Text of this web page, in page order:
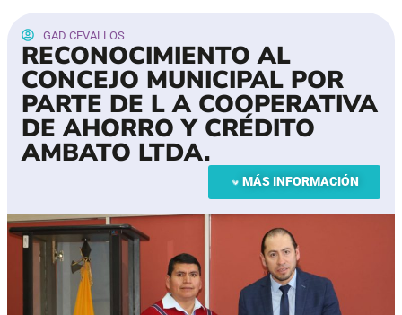
GAD CEVALLOS
RECONOCIMIENTO AL
CONCEJO MUNICIPAL POR
PARTE DE L A COOPERATIVA
DE AHORRO Y CRÉDITO
AMBATO LTDA.
MÁS INFORMACIÓN